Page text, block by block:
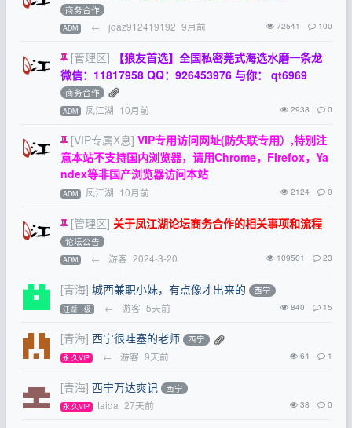
商务合作
ADM ← jqaz912419192 9月前 72541 100
[管理区]
【狼友首选】全国私密莞式海选水磨一条龙
微信：11817958 QQ：926453976 与你： qt6969
商务合作
ADM 凤江湖 10月前 2938 0
[VIP专属X息] VIP专用访问网址(防失联专用）,特别注
意本站不支持国内浏览器，请用Chrome，Firefox，Ya
ndex等非国产浏览器访问本站
ADM 凤江湖 10月前 2124 0
[管理区] 关于凤江湖论坛商务合作的相关事项和流程
论坛公告
ADM ← 游客 2024-3-20 109501 23
[青海] 城西兼职小妹，有点像才出来的 西宁
江湖一级 ← 游客 5天前 840 15
[青海] 西宁很哇塞的老师 西宁
永.久VIP ← 游客 9天前 64 1
[青海] 西宁万达爽记 西宁
永.久VIP taida 27天前 38 0